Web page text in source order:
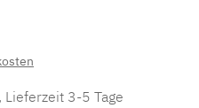
3-5 Tage